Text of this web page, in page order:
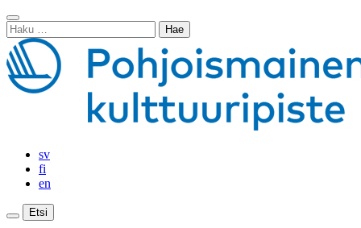
Siirry
sisältöön
Sulje
haku
Haku:
sv
fi
en
Etsi
Etsi
Etsi